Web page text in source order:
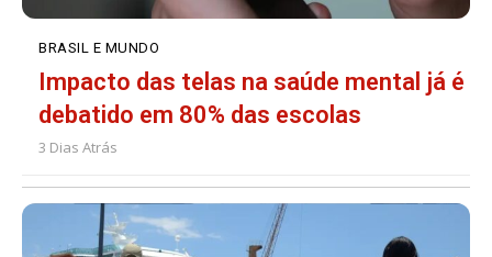
BRASIL E MUNDO
Impacto das telas na saúde mental já é
debatido em 80% das escolas
3 Dias Atrás